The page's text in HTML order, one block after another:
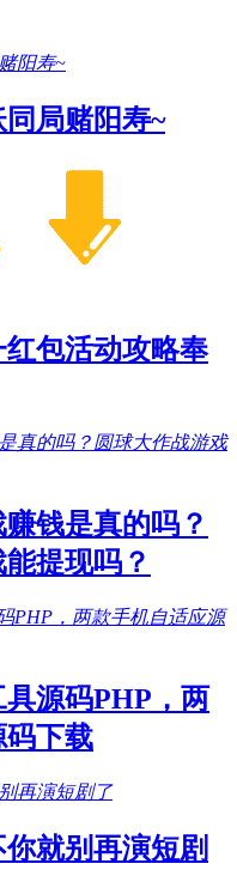
同局赌阳寿~
红包活动攻略奉
钱是真的吗？
提现吗？
源码PHP，两
码下载
就别再演短剧